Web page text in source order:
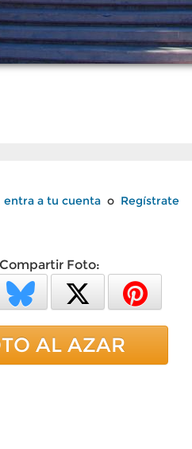
entra a tu cuenta o Regístrate
Compartir Foto:
AL AZAR